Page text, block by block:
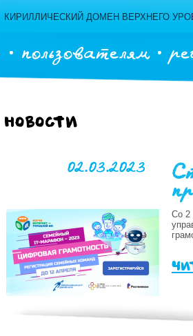
КИРИЛЛИЧЕСКИЙ ДОМЕН ВЕРХНЕГО
пользователям
Новости
02.03.2023
Со 2